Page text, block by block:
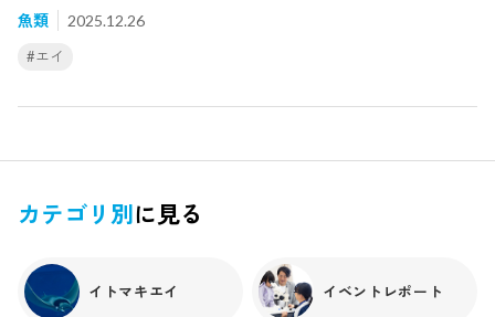
ルカドットスティングレイとも呼ばれる魚で、淡水に棲むエ
イです。エイやサメは交尾の際にオスがメスのヒレに噛みつ
く様子がよく見られます。ある日展示しているメスのヒレ周
するとお腹の中に赤ちゃんがいました！そのメスはバックヤ
をしました。ホワイトブラチェドリバースティングレイは胎
す。2025年9月9日16時頃、バックヤードの水槽に赤ちゃん
が生まれていました！カゴの中にいるのが赤ちゃん、底にい
で、大人と同じように黒い背中に白のドット模様がありま
す。最初は餌をなかなか食べてくれませんでしたが、徐々に
魚類 2025.12.26
#エイ
カテゴリ別に見る
イトマキエイ イベントレポート